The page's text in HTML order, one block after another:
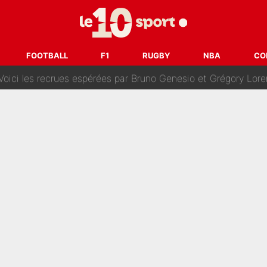
FOOTBALL F1 RUGBY NBA
le PSG : Un gros club étranger prêt à relancer le feuilleton pour la
: Les révélations de la famille Zidane sur sa prise de
les recrues espérées par Bruno Genesio et Grégory